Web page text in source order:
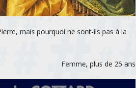
mais pourquoi ne sont-ils pas à la
Femme, plus de 25 ans